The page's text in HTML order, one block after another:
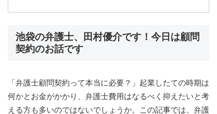
池袋の弁護士、田村優介です！今日は顧問
契約のお話です
「弁護士顧問契約って本当に必要？」起業したての時期は
何かとお金がかかり、弁護士費用はなるべく抑えたいと考
える方も多いのではないでしょうか。この記事では、弁護